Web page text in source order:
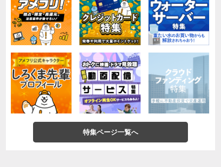
特集ページ一覧へ